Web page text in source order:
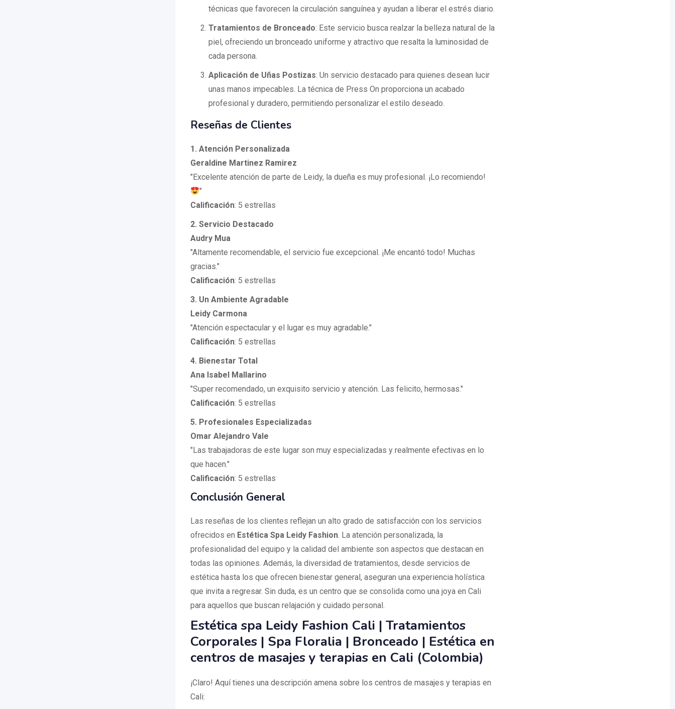
técnicas que favorecen la circulación sanguínea y ayudan a liberar el estrés diario.
Tratamientos de Bronceado: Este servicio busca realzar la belleza natural de la
piel, ofreciendo un bronceado uniforme y atractivo que resalta la luminosidad de
cada persona.
Aplicación de Uñas Postizas: Un servicio destacado para quienes desean lucir
unas manos impecables. La técnica de Press On proporciona un acabado
profesional y duradero, permitiendo personalizar el estilo deseado.
Reseñas de Clientes
1. Atención Personalizada
Geraldine Martinez Ramirez
"Excelente atención de parte de Leidy, la dueña es muy profesional. ¡Lo recomiendo!
"
Calificación: 5 estrellas
2. Servicio Destacado
Audry Mua
"Altamente recomendable, el servicio fue excepcional. ¡Me encantó todo! Muchas
gracias."
Calificación: 5 estrellas
3. Un Ambiente Agradable
Leidy Carmona
"Atención espectacular y el lugar es muy agradable."
Calificación: 5 estrellas
4. Bienestar Total
Ana Isabel Mallarino
"Super recomendado, un exquisito servicio y atención. Las felicito, hermosas."
Calificación: 5 estrellas
5. Profesionales Especializadas
Omar Alejandro Vale
"Las trabajadoras de este lugar son muy especializadas y realmente efectivas en lo
que hacen."
Calificación: 5 estrellas
Conclusión General
Las reseñas de los clientes reflejan un alto grado de satisfacción con los servicios
ofrecidos en Estética Spa Leidy Fashion. La atención personalizada, la
profesionalidad del equipo y la calidad del ambiente son aspectos que destacan en
todas las opiniones. Además, la diversidad de tratamientos, desde servicios de
estética hasta los que ofrecen bienestar general, aseguran una experiencia holística
que invita a regresar. Sin duda, es un centro que se consolida como una joya en Cali
para aquellos que buscan relajación y cuidado personal.
Estética spa Leidy Fashion Cali | Tratamientos
Corporales | Spa Floralia | Bronceado | Estética en
centros de masajes y terapias en Cali (Colombia)
¡Claro! Aquí tienes una descripción amena sobre los centros de masajes y terapias en
Cali: